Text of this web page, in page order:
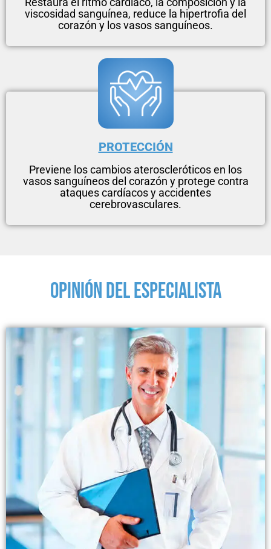
viscosidad sanguínea, reduce la hipertrofia del
corazón y los vasos sanguíneos.
PROTECCIÓN
Previene los cambios ateroscleróticos en los
vasos sanguíneos del corazón y protege contra
ataques cardíacos y accidentes
cerebrovasculares.
OPINIÓN DEL ESPECIALISTA